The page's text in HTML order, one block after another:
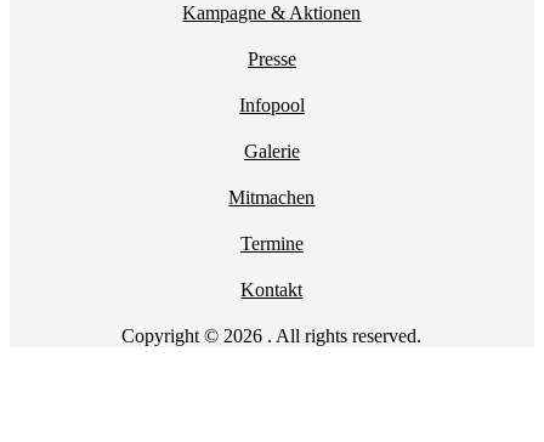
Kampagne & Aktionen
Presse
Infopool
Galerie
Mitmachen
Termine
Kontakt
Copyright © 2026 . All rights reserved.